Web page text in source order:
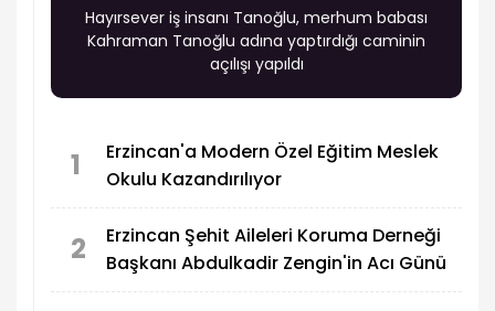
Hayırsever iş insanı Tanoğlu, merhum babası
Kahraman Tanoğlu adına yaptırdığı caminin
açılışı yapıldı
1
Erzincan'a Modern Özel Eğitim Meslek
Okulu Kazandırılıyor
2
Erzincan Şehit Aileleri Koruma Derneği
Başkanı Abdulkadir Zengin'in Acı Günü